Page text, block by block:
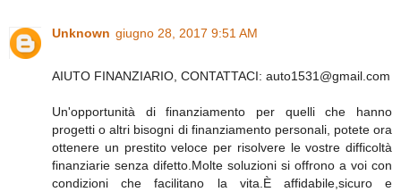
Unknown giugno 28, 2017 9:51 AM
AIUTO FINANZIARIO, CONTATTACI: auto1531@gmail.com
Un'opportunità di finanziamento per quelli che hanno
progetti o altri bisogni di finanziamento personali, potete ora
ottenere un prestito veloce per risolvere le vostre difficoltà
finanziarie senza difetto.Molte soluzioni si offrono a voi con
condizioni che facilitano la vita.È affidabile,sicuro e